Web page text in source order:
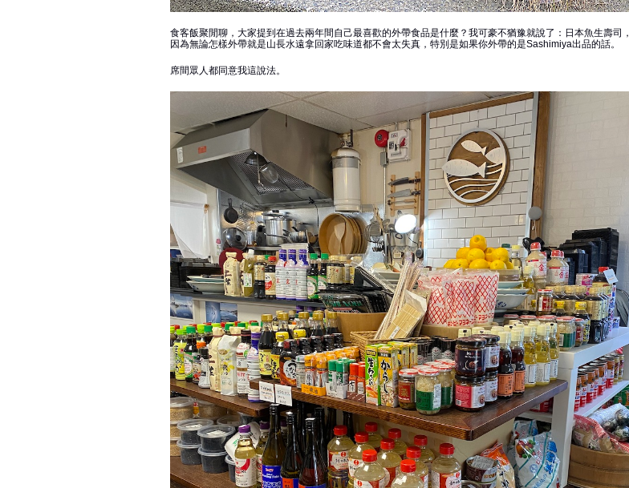
食客飯聚閒聊，大家提到在過去兩年間自己最喜歡的外帶食品是什麼？我可豪不猶豫就說了：日本魚生壽司，
因為無論怎樣外帶就是山長水遠拿回家吃味道都不會太失真，特別是如果你外帶的是Sashimiya出品的話。
席間眾人都同意我這說法。